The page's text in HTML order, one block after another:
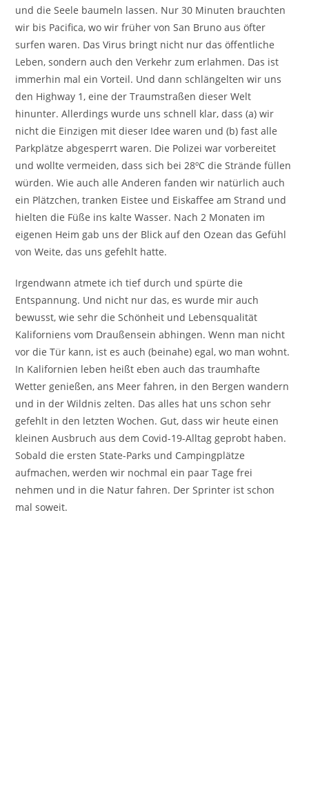
und die Seele baumeln lassen. Nur 30 Minuten brauchten
wir bis Pacifica, wo wir früher von San Bruno aus öfter
surfen waren. Das Virus bringt nicht nur das öffentliche
Leben, sondern auch den Verkehr zum erlahmen. Das ist
immerhin mal ein Vorteil. Und dann schlängelten wir uns
den Highway 1, eine der Traumstraßen dieser Welt
hinunter. Allerdings wurde uns schnell klar, dass (a) wir
nicht die Einzigen mit dieser Idee waren und (b) fast alle
Parkplätze abgesperrt waren. Die Polizei war vorbereitet
und wollte vermeiden, dass sich bei 28ºC die Strände füllen
würden. Wie auch alle Anderen fanden wir natürlich auch
ein Plätzchen, tranken Eistee und Eiskaffee am Strand und
hielten die Füße ins kalte Wasser. Nach 2 Monaten im
eigenen Heim gab uns der Blick auf den Ozean das Gefühl
von Weite, das uns gefehlt hatte.
Irgendwann atmete ich tief durch und spürte die
Entspannung. Und nicht nur das, es wurde mir auch
bewusst, wie sehr die Schönheit und Lebensqualität
Kaliforniens vom Draußensein abhingen. Wenn man nicht
vor die Tür kann, ist es auch (beinahe) egal, wo man wohnt.
In Kalifornien leben heißt eben auch das traumhafte
Wetter genießen, ans Meer fahren, in den Bergen wandern
und in der Wildnis zelten. Das alles hat uns schon sehr
gefehlt in den letzten Wochen. Gut, dass wir heute einen
kleinen Ausbruch aus dem Covid-19-Alltag geprobt haben.
Sobald die ersten State-Parks und Campingplätze
aufmachen, werden wir nochmal ein paar Tage frei
nehmen und in die Natur fahren. Der Sprinter ist schon
mal soweit.